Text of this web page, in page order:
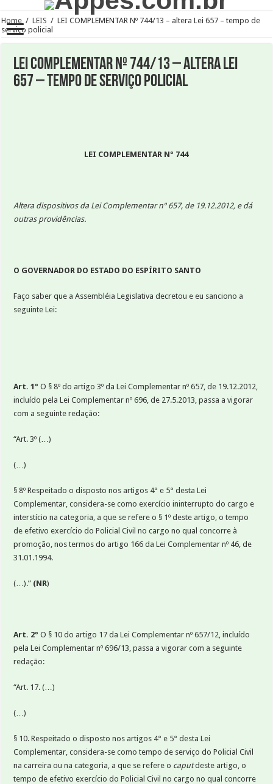
Home / LEIS / LEI COMPLEMENTAR Nº 744/13 – altera Lei 657 – tempo de
serviço policial
LEI COMPLEMENTAR Nº 744/13 – altera Lei
657 – tempo de serviço policial
LEI COMPLEMENTAR Nº 744
Altera dispositivos da Lei Complementar nº 657, de 19.12.2012, e dá
outras providências.
O GOVERNADOR DO ESTADO DO ESPÍRITO SANTO
Faço saber que a Assembléia Legislativa decretou e eu sanciono a
seguinte Lei:
Art. 1ºO § 8º do artigo 3º da Lei Complementar nº 657, de 19.12.2012,
incluído pela Lei Complementar nº 696, de 27.5.2013, passa a vigorar
com a seguinte redação:
“Art. 3º (…)
(…)
§ 8º Respeitado o disposto nos artigos 4° e 5° desta Lei
Complementar, considera-se como exercício ininterrupto do cargo e
interstício na categoria, a que se refere o § 1º deste artigo, o tempo
de efetivo exercício do Policial Civil no cargo no qual concorre à
promoção, nos termos do artigo 166 da Lei Complementar nº 46, de
31.01.1994.
(…).” (NR)
Art. 2ºO § 10 do artigo 17 da Lei Complementar nº 657/12, incluído
pela Lei Complementar nº 696/13, passa a vigorar com a seguinte
redação:
“Art. 17. (…)
(…)
§ 10. Respeitado o disposto nos artigos 4° e 5° desta Lei
Complementar, considera-se como tempo de serviço do Policial Civil
na carreira ou na categoria, a que se refere o caputdeste artigo, o
tempo de efetivo exercício do Policial Civil no cargo no qual concorre